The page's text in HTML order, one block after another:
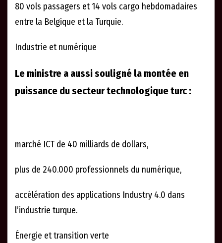
80 vols passagers et 14 vols cargo hebdomadaires
entre la Belgique et la Turquie.
Industrie et numérique
Le ministre a aussi souligné la montée en
puissance du secteur technologique turc :
marché ICT de 40 milliards de dollars,
plus de 240.000 professionnels du numérique,
accélération des applications Industry 4.0 dans
l’industrie turque.
Énergie et transition verte